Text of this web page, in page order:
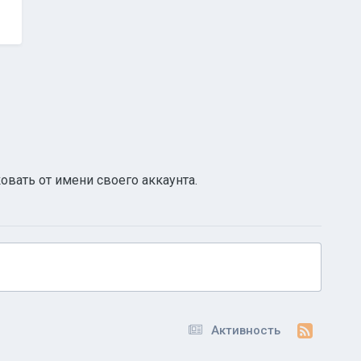
от имени своего аккаунта.
Активность